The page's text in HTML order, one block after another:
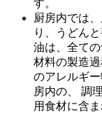
す。
厨房内では
り、うどん
油は、全て
材料の製造
のアレルギ
房内の、 調
用食材に含